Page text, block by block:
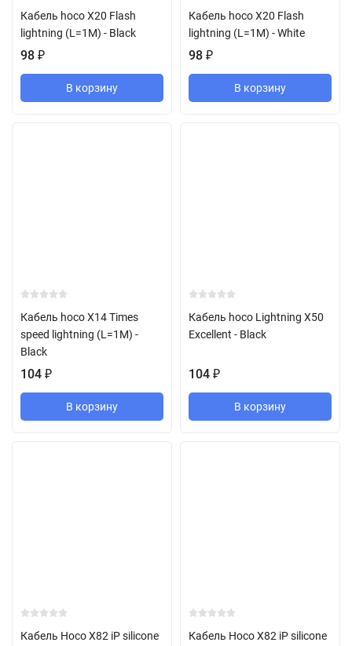
Кабель hoco X20 Flash
lightning (L=1M) - Black
98 ₽
В корзину
Кабель hoco X20 Flash
lightning (L=1M) - White
98 ₽
В корзину
Кабель hoco X14 Times
speed lightning (L=1M) -
Black
104 ₽
В корзину
Кабель hoco Lightning X50
Excellent - Black
104 ₽
В корзину
Кабель Hoco X82 iP silicone Кабель Hoco X82 iP silicone